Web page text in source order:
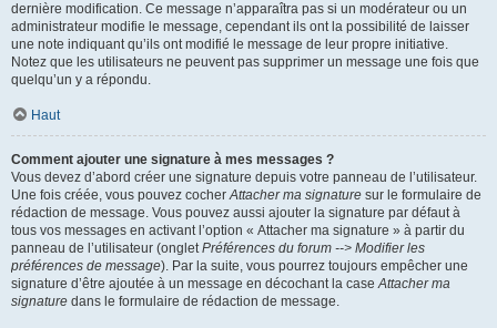
dernière modification. Ce message n’apparaîtra pas si un modérateur ou un
administrateur modifie le message, cependant ils ont la possibilité de laisser
une note indiquant qu’ils ont modifié le message de leur propre initiative.
Notez que les utilisateurs ne peuvent pas supprimer un message une fois que
quelqu’un y a répondu.
Haut
Comment ajouter une signature à mes messages ?
Vous devez d’abord créer une signature depuis votre panneau de l’utilisateur.
Une fois créée, vous pouvez cocherAttacher ma signature sur le formulaire de
rédaction de message. Vous pouvez aussi ajouter la signature par défaut à
tous vos messages en activant l’option « Attacher ma signature » à partir du
panneau de l’utilisateur (ongletPréférences du forum --> Modifier les
préférences de message). Par la suite, vous pourrez toujours empêcher une
signature d’être ajoutée à un message en décochant la caseAttacher ma
signature dans le formulaire de rédaction de message.